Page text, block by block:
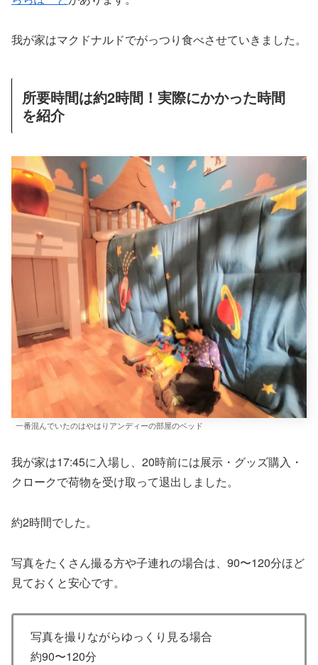
我が家はマクドナルドでがっつり食べさせていきました。
所要時間は約2時間！実際にかかった時間
を紹介
一番混んでいたのはやはりアンディーの部屋のベッド
我が家は17:45に入場し、20時前には展示・グッズ購入・
クロークで荷物を受け取って退出しました。
約2時間でした。
写真をたくさん撮る方や子連れの場合は、90〜120分ほど
見ておくと安心です。
写真を撮りながらゆっくり見る場合
約90〜120分